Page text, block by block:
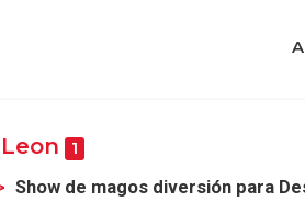
1
Show de magos diversión para